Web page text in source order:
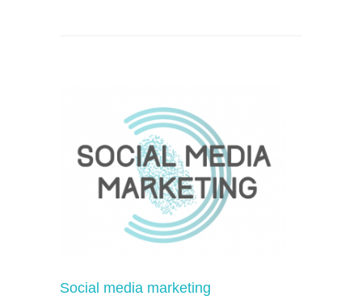
Social media marketing